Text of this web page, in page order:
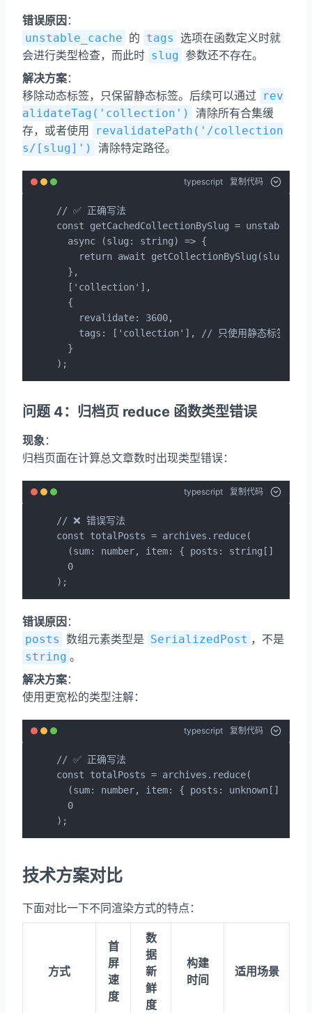
错误原因 ：
unstable_cache 的 tags
选项在函数定义时就
会进行类型检查，而此时 slug 参数还不存在。
解决方案：
移除动态标签，只保留静态标签。后续可以通过
rev
alidateTag('collection')
清除所有合集缓
存，或者使用
revalidatePath('/collection
s/[slug]')
清除特定路径。
typescript 复制代码
// ✅ 正确写法
const getCachedCollectionBySlug =
  async (slug: string) => {
    return await getCollectionBySlug(slug);
  },
  ['collection'],
  {
    revalidate: 3600,
    tags: ['collection'], // 只使用静态标签
  }
);
问题 4：归档页 reduce 函数类型错误
现象：
归档页面在计算总文章数时出现类型错误：
typescript 复制代码
// ❌ 错误写法
const totalPosts = archives.reduce(
(sum: number, item: { posts: string[] })
  0
);
错误原因 ：
posts 数组元素类型是 SerializedPost ，不是
string 。
解决方案：
使用更宽松的类型注解：
typescript 复制代码
// ✅ 正确写法
const totalPosts = archives.reduce(
(sum: number, item: { posts: unknown[] })
  0
);
技术方案对比
下面对比一下不同渲染方式的特点：
方式
首
屏
速
度
数
据
新
鲜
度
构建
时间
适用场景